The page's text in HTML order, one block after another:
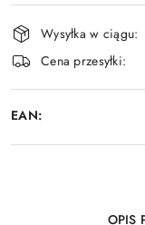
Dostępność
i
dostawa
Wysyłka w ciągu:
Cena przesyłki:
EAN:
OPIS